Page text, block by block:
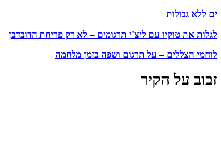
ים ללא גבולות
לגלות את טוקיו עם ליצ'י תרגומים – לא רק פריחת הדובדבן
לוחמי הצללים – על תרגום ושפה בזמן מלחמה
זבוב על הקיר